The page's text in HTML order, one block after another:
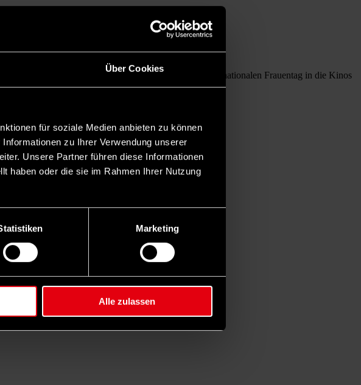
Über Cookies
für soziale Medien anbieten zu können
zu Ihrer Verwendung unserer
Unsere Partner führen diese Informationen
haben oder die sie im Rahmen Ihrer Nutzung
Marketing
Alle zulassen
„Ein Tag ohne Frauen“, der kurz nach dem Internationalen Frauentag in die Kinos
erlebt hat.